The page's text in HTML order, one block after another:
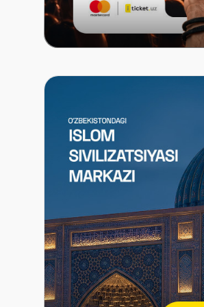
Mastercard x ITICKET.UZ